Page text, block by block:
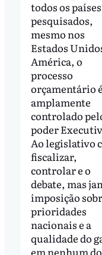
todos os países
pesquisados,
mesmo nos
Estados
América, o
processo
orçamentário é
amplamente
controlado
poder
Ao legislativo
fiscalizar,
controlar e o
debate, mas
imposição
prioridades
nacionais e a
qualidade do
em nenhum